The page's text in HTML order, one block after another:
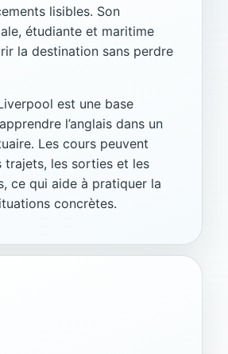
lisibles. Son
étudiante et maritime
la destination sans perdre
est une base
l’anglais dans un
Les cours peuvent
trajets, les sorties et les
ce qui aide à pratiquer la
concrètes.